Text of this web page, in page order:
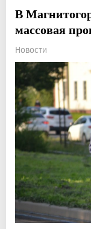
В
массовая
Новости